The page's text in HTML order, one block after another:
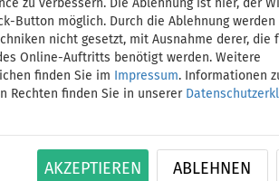
zu verbessern. Die Ablehnung ist hier, der
Button möglich. Durch die Ablehnung werden
nicht gesetzt, mit Ausnahme derer, die
Online-Auftritts benötigt werden. Weitere
finden Sie im
Impressum. Informationen
Rechten finden Sie in unserer
AKZEPTIEREN ABLEHNEN
Shorts Damen
BLACK - Größe: 36
Elastische Shorts für Frauen. Geeignet für
Die Shorts haben einen aufgenähten